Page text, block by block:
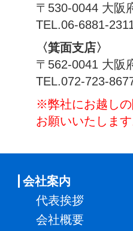
〒530-0044 大阪
TEL.06-6881-
〈箕面支店〉
〒562-0041 大阪
TEL.072-723-
※弊社にお越し
お願いいたします
会社案内
代表挨拶
会社概要